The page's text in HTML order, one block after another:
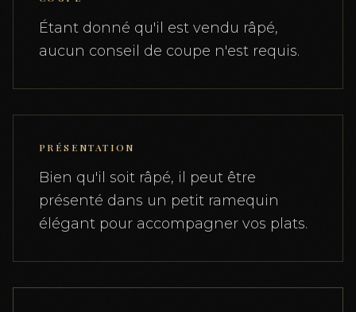
Étant donné qu'il est vendu râpé,
aucun conseil de coupe n'est requis.
PRÉSENTATION
Bien qu'il soit râpé, il peut être
présenté dans un petit ramequin
élégant pour accompagner vos plats.